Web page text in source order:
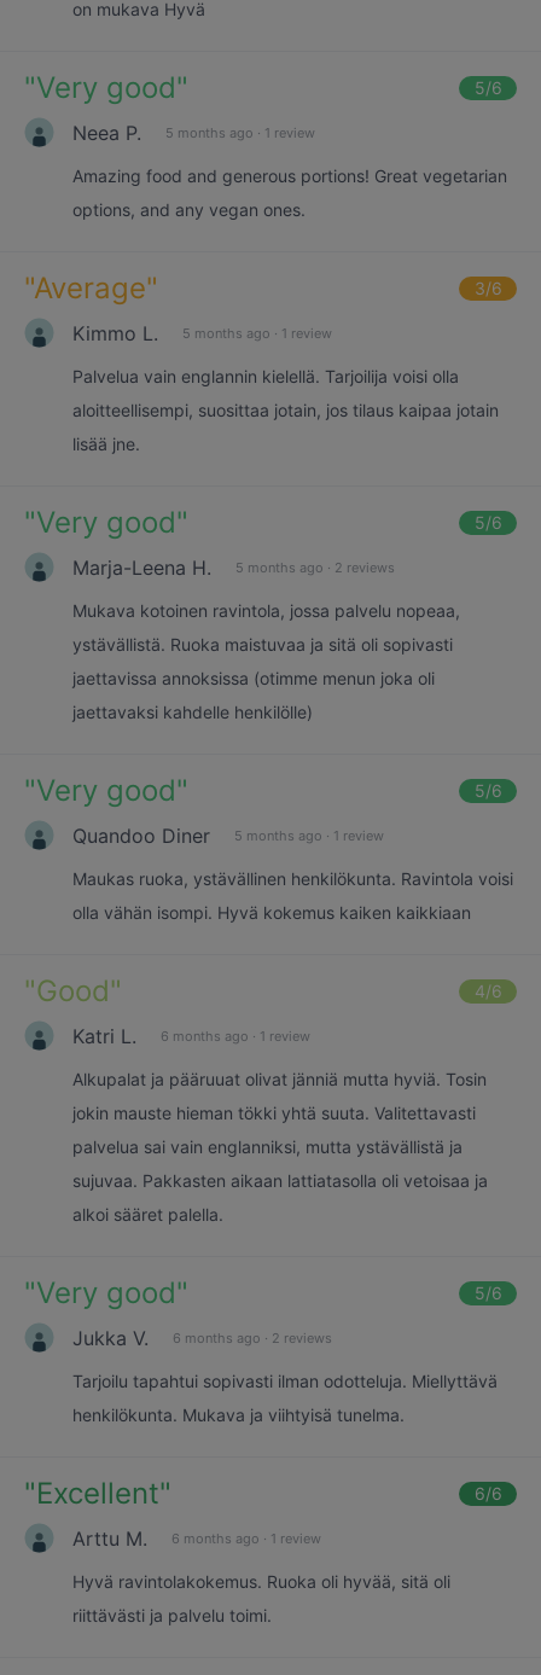
on mukava Hyvä
"Very good" 5/6
Neea P. 5 months ago · 1 review
Amazing food and generous portions! Great vegetarian
options, and any vegan ones.
"Average" 3/6
Kimmo L. 5 months ago · 1 review
Palvelua vain englannin kielellä. Tarjoilija voisi olla
aloitteellisempi, suosittaa jotain, jos tilaus kaipaa jotain
lisää jne.
"Very good" 5/6
Marja-Leena H. 5 months ago · 2 reviews
Mukava kotoinen ravintola, jossa palvelu nopeaa,
ystävällistä. Ruoka maistuvaa ja sitä oli sopivasti
jaettavissa annoksissa (otimme menun joka oli
jaettavaksi kahdelle henkilölle)
"Very good" 5/6
Quandoo Diner 5 months ago · 1 review
Maukas ruoka, ystävällinen henkilökunta. Ravintola voisi
olla vähän isompi. Hyvä kokemus kaiken kaikkiaan
"Good" 4/6
Katri L. 6 months ago · 1 review
Alkupalat ja pääruuat olivat jänniä mutta hyviä. Tosin
jokin mauste hieman tökki yhtä suuta. Valitettavasti
palvelua sai vain englanniksi, mutta ystävällistä ja
sujuvaa. Pakkasten aikaan lattiatasolla oli vetoisaa ja
alkoi sääret palella.
"Very good" 5/6
Jukka V. 6 months ago · 2 reviews
Tarjoilu tapahtui sopivasti ilman odotteluja. Miellyttävä
henkilökunta. Mukava ja viihtyisä tunelma.
"Excellent" 6/6
Arttu M. 6 months ago · 1 review
Hyvä ravintolakokemus. Ruoka oli hyvää, sitä oli
riittävästi ja palvelu toimi.